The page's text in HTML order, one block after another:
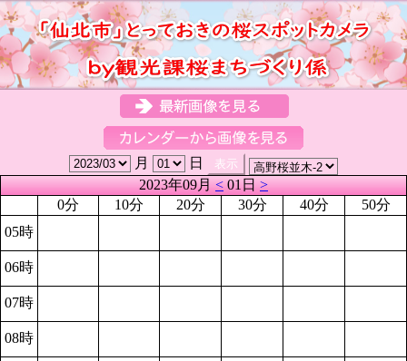
月
日
2023年09月<01日>
0分
10分 20分 30分 40分
50分
05時
06時
07時
08時